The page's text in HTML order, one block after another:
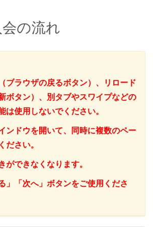
の流れ
ブラウザの戻るボタン）、リロード
ボタン）、別タブやスワイプなどの
は使用しないでください。
ンドウを開いて、同時に複数のペー
ださい。
ができなくなります。
」「次へ」ボタンをご使用くださ